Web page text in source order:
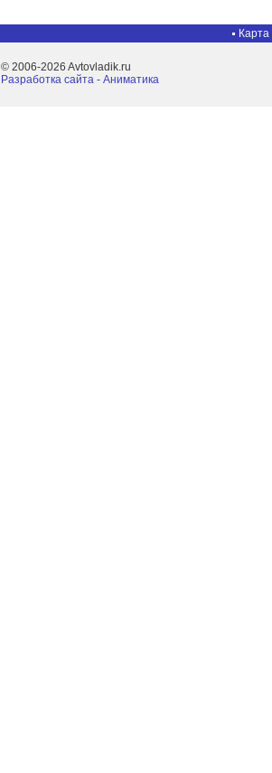
Карта
© 2006-2026 Avtovladik.ru
Разработка сайта - Aниматика